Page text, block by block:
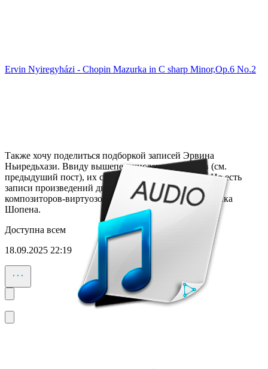
Ervin Nyiregyházi - Chopin Mazurka in C sharp Minor,Op.6 No.2
Также хочу поделиться подборкой записей Эрвина
Ньиредьхази. Ввиду вышеперечисленных фактов (см.
предыдуший пост), их сохранилось не так много. Но есть
записи произведений двух главных фортепианных
композиторов-виртуозов - Ференца Листа и Фредерика
Шопена.
Доступна всем
18.09.2025 22:19